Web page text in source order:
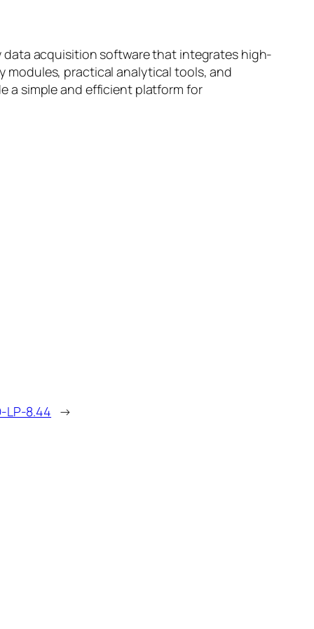
data acquisition software that integrates high-
modules, practical analytical tools, and
a simple and efficient platform for
LP-8.44 →